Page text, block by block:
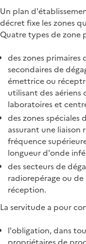
Un plan
décret fixe les zones
Quatre types de zone
des zones primaires
secondaires de
émettrice ou
utilisant des
laboratoires et
des zones spéciales
assurant une
fréquence
longueur d'onde
des secteurs de
radiorepérage ou
réception.
La servitude a pour
l'obligation, dans